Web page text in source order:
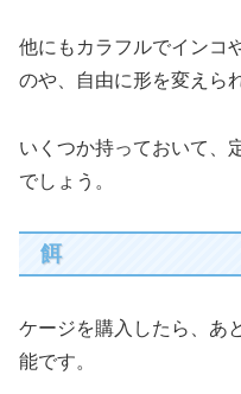
他にもカラフルでインコ
のや、自由に形を変えら
いくつか持っておいて、
でしょう。
餌
ケージを購入したら、あ
能です。